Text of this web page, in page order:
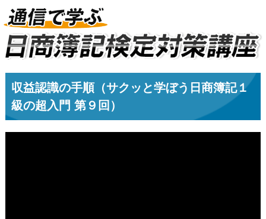
収益認識の手順（サクッと学ぼう日商簿記１
級の超入門 第９回）